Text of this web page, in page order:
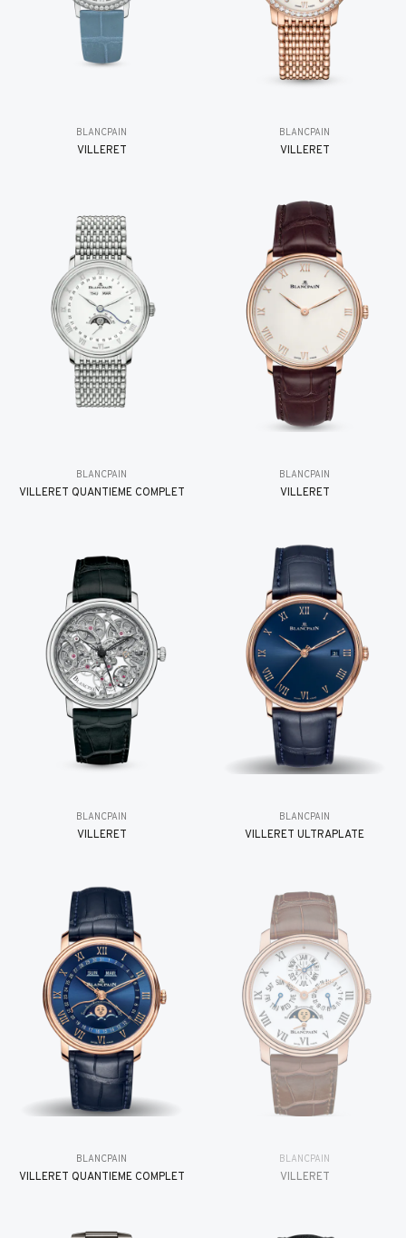
BLANCPAIN
VILLERET
BLANCPAIN
VILLERET
BLANCPAIN
VILLERET QUANTIÈME COMPLET
BLANCPAIN
VILLERET
BLANCPAIN
VILLERET
BLANCPAIN
VILLERET ULTRAPLATE
BLANCPAIN
VILLERET QUANTIÈME COMPLET
BLANCPAIN
VILLERET